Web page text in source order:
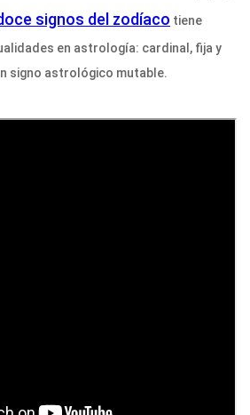
signos del zodíaco tiene
en astrología: cardinal, fija y
signo astrológico mutable.